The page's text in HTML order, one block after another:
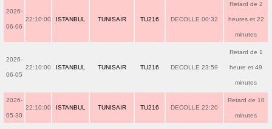
2026-
06-06
22:10:00 ISTANBUL TUNISAIR TU216 DECOLLE 00:32
Retard de 2
heures et 22
minutes
2026-
06-05
22:10:00 ISTANBUL TUNISAIR TU216 DECOLLE 23:59
Retard de 1
heure et 49
minutes
2026-
05-30
22:10:00 ISTANBUL TUNISAIR TU216 DECOLLE 22:20
Retard de 10
minutes